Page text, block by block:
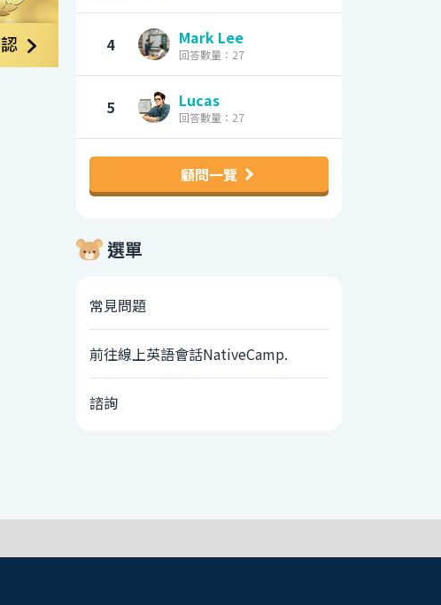
4 Mark Lee
回答數量：27
5 Lucas
回答數量：27
顧問一覽
選單
常見問題
前往線上英語會話NativeCamp.
諮詢